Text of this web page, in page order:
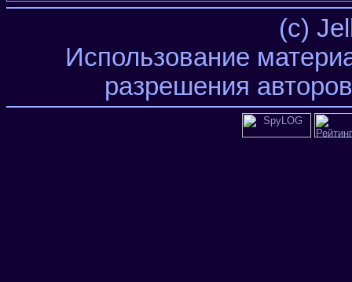
(c)
Использование
разрешения